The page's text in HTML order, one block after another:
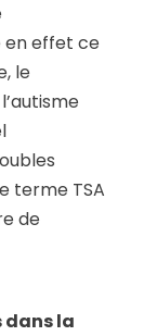
en effet ce
le
terme TSA
de
la